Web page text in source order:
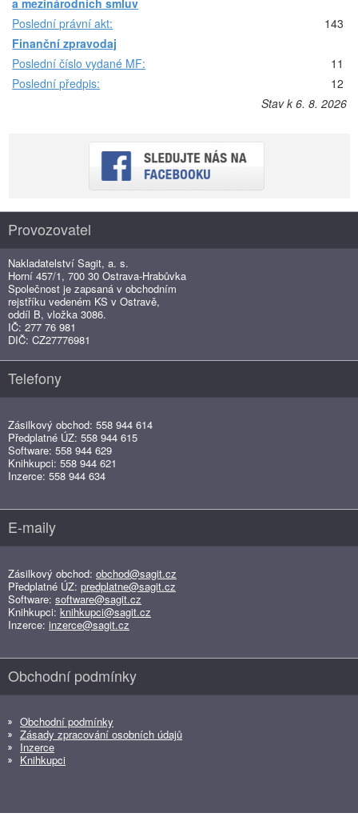
a mezinárodních smluv
Poslední právní akt:
143
Finanční zpravodaj
Poslední číslo vydané MF:
11
Poslední předpis:
12
Stav k 6. 8. 2026
Provozovatel
Nakladatelství Sagit, a. s.
Horní 457/1, 700 30 Ostrava-Hrabůvka
Společnost je zapsaná v obchodním
rejstříku vedeném KS v Ostravě,
oddíl B, vložka 3086.
IČ: 277 76 981
DIČ: CZ27776981
Telefony
Zásilkový obchod: 558 944 614
Předplatné ÚZ: 558 944 615
Software: 558 944 629
Knihkupci: 558 944 621
Inzerce: 558 944 634
E-maily
Zásilkový obchod: obchod@sagit.cz
Předplatné ÚZ: predplatne@sagit.cz
Software: software@sagit.cz
Knihkupci: knihkupci@sagit.cz
Inzerce: inzerce@sagit.cz
Obchodní podmínky
Obchodní podmínky
Zásady zpracování osobních údajů
Inzerce
Knihkupci